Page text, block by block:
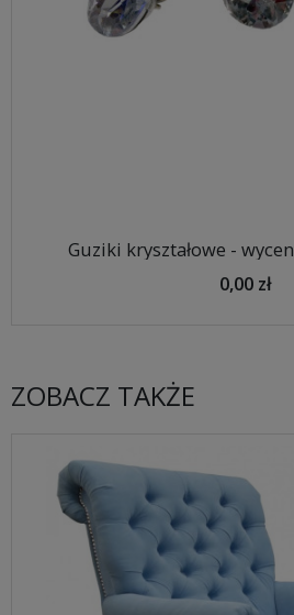
Guziki kryształowe -
0,00 zł
ZOBACZ TAKŻE